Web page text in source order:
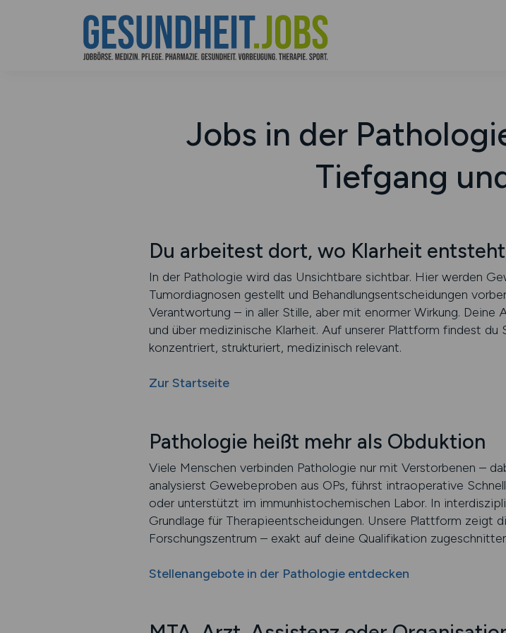
Jobs in der
Tiefgang
Du arbeitest dort, wo Klarheit entsteht
In der Pathologie wird das Unsichtbare sichtbar. Hier werden
Tumordiagnosen gestellt und Behandlungsentscheidungen
Verantwortung – in aller Stille, aber mit enormer Wirkung.
und über medizinische Klarheit. Auf unserer Plattform findest du
konzentriert, strukturiert, medizinisch relevant.
Zur Startseite
Pathologie heißt mehr als Obduktion
Viele Menschen verbinden Pathologie nur mit Verstorbenen –
analysierst Gewebeproben aus OPs, führst intraoperative
oder unterstützt im immunhistochemischen Labor. In
Grundlage für Therapieentscheidungen. Unsere Plattform zeigt
Forschungszentrum – exakt auf deine Qualifikation
Stellenangebote in der Pathologie entdecken